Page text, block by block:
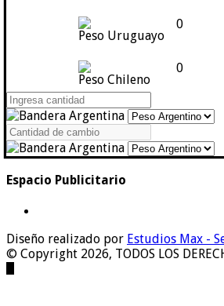
Peso Uruguayo
0
Peso Chileno
0
Espacio Publicitario
Diseño realizado por Estudios Max -
© Copyright 2026, TODOS LOS